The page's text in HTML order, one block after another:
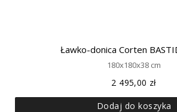
Ławko-donica Corten
180x180x38 cm
2 495,00 zł
Dodaj do koszyka